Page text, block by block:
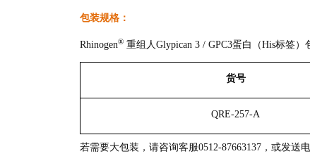
包装规格：
Rhinogen® 重组人Glypican 3 / GPC3蛋白（His标签）
货号
QRE-257-A
若需要大包装，请咨询客服0512-87663137，或发送电